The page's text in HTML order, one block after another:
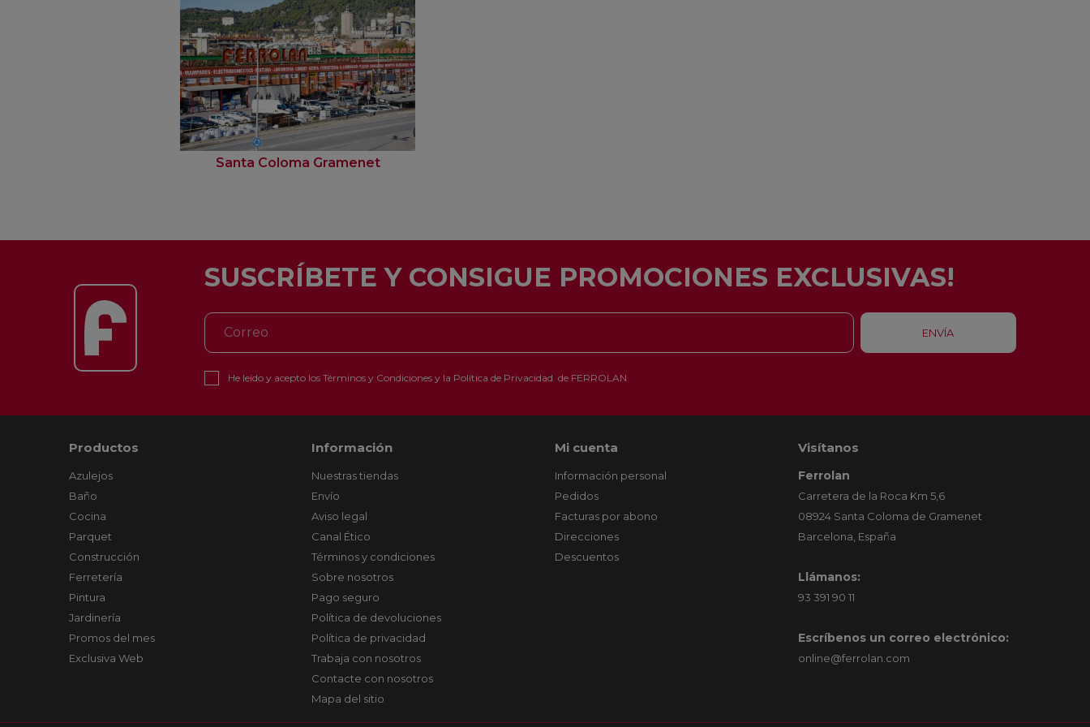
Santa Coloma Gramenet
SUSCRÍBETE Y CONSIGUE PROMOCIONES EXCLUSIVAS!
He leído y acepto los Términos y Condicionesy la Política de Privacidad de FERROLAN
Productos
Azulejos
Baño
Cocina
Parquet
Construcción
Ferretería
Pintura
Jardinería
Promos del mes
Exclusiva Web
Información
Nuestras tiendas
Envío
Aviso legal
Canal Ético
Términos y condiciones
Sobre nosotros
Pago seguro
Política de devoluciones
Política de privacidad
Trabaja con nosotros
Contacte con nosotros
Mapa del sitio
Mi cuenta
Información personal
Pedidos
Facturas por abono
Direcciones
Descuentos
Visítanos
Ferrolan
Carretera de la Roca Km 5,6
08924 Santa Coloma de Gramenet
Barcelona, España
Llámanos:
93 391 90 11
Escríbenos un correo electrónico:
online@ferrolan.com